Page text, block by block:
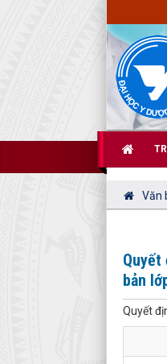
Văn
bản
Quyết